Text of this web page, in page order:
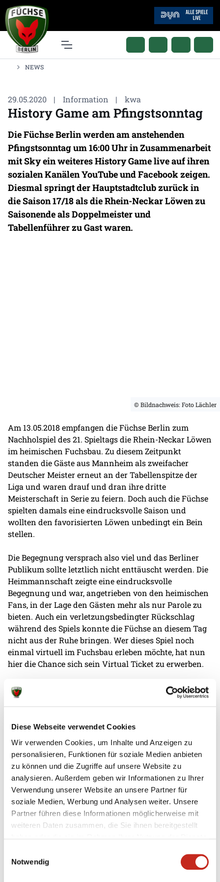
Diese Webseite verwendet Cookies
Wir verwenden Cookies, um Inhalte und Anzeigen zu
personalisieren, Funktionen für soziale Medien anbieten
zu können und die Zugriffe auf unsere Website zu
analysieren. Außerdem geben wir Informationen zu Ihrer
Verwendung unserer Website an unsere Partner für
soziale Medien, Werbung und Analysen weiter. Unsere
Partner führen diese Informationen möglicherweise mit
weiteren Daten zusammen, die Sie ihnen bereitgestellt
Notwendig
NEWS
29.05.2020 | Information | kwa
History Game am Pfingstsonntag
Die Füchse Berlin werden am anstehenden
Pfingstsonntag um 16:00 Uhr in Zusammenarbeit
mit Sky ein weiteres History Game live auf ihren
sozialen Kanälen YouTube und Facebook zeigen.
Diesmal springt der Hauptstadtclub zurück in
die Saison 17/18 als die Rhein-Neckar Löwen zu
Saisonende als Doppelmeister und
Tabellenführer zu Gast waren.
© Bildnachweis: Foto Lächler
Am 13.05.2018 empfangen die Füchse Berlin zum
Nachholspiel des 21. Spieltags die Rhein-Neckar Löwen
im heimischen Fuchsbau. Zu diesem Zeitpunkt
standen die Gäste aus Mannheim als zweifacher
Deutscher Meister erneut an der Tabellenspitze der
Liga und waren drauf und dran ihre dritte
Meisterschaft in Serie zu feiern. Doch auch die Füchse
spielten damals eine eindrucksvolle Saison und
wollten den favorisierten Löwen unbedingt ein Bein
stellen.
Die Begegnung versprach also viel und das Berliner
Publikum sollte letztlich nicht enttäuscht werden. Die
Heimmannschaft zeigte eine eindrucksvolle
Begegnung und war, angetrieben von den heimischen
Fans, in der Lage den Gästen mehr als nur Parole zu
bieten. Auch ein verletzungsbedingter Rückschlag
während des Spiels konnte die Füchse an diesem Tag
nicht aus der Ruhe bringen. Wer dieses Spiel noch
einmal virtuell im Fuchsbau erleben möchte, hat nun
hierdie Chance sich sein Virtual Ticket zu erwerben.
Weitere News
07.08.2026 | Information | pst
Testspiel mit Champions-League-
Feeling
Berlin gegen Aalborg Håndbold getestet, das